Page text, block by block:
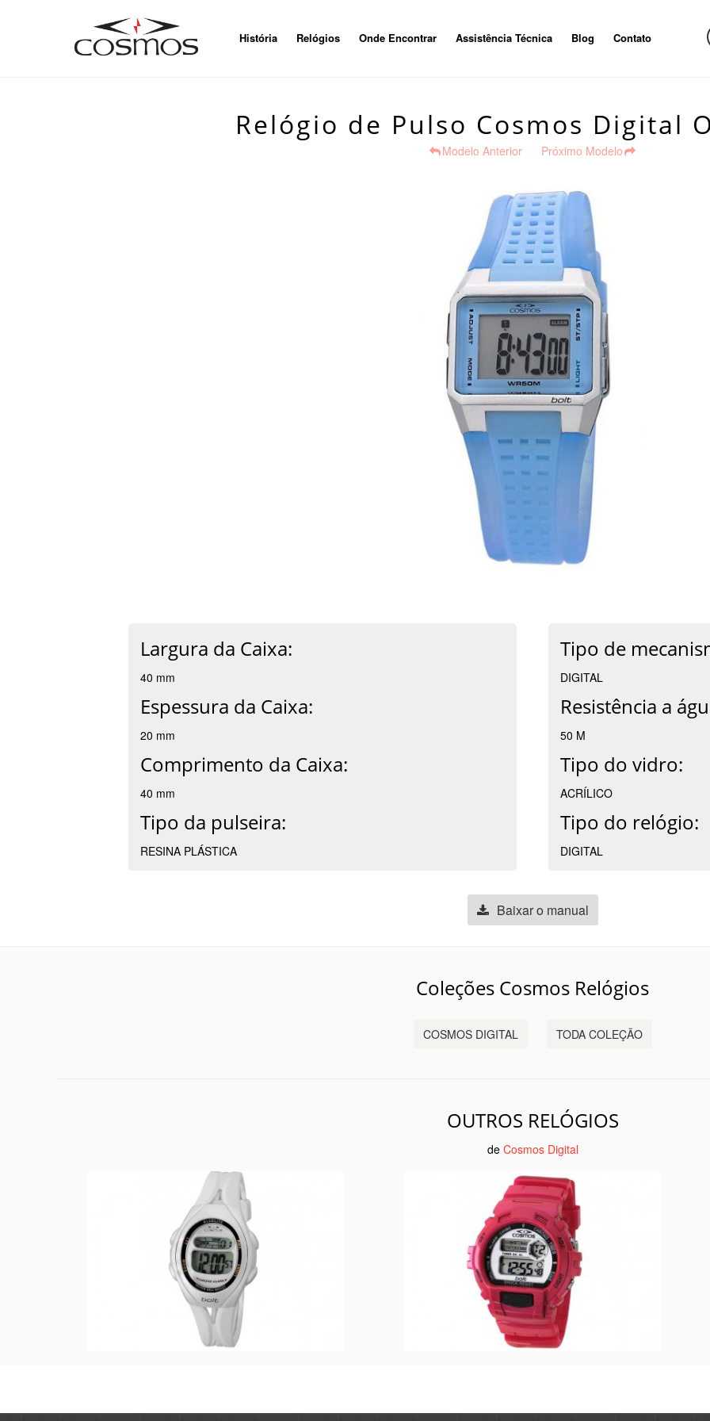
História Relógios Onde Encontrar Assistência Técnica Blog Contato
Relógio de Pulso Cosmos Digital
Modelo Anterior Próximo Modelo
Largura da Caixa:
40 mm
Espessura da Caixa:
20 mm
Comprimento da Caixa:
40 mm
Tipo da pulseira:
RESINA PLÁSTICA
Tipo de
DIGITAL
Resistência a
50 M
Tipo do vidro:
ACRÍLICO
Tipo do relógio:
DIGITAL
Baixar o manual
Coleções Cosmos Relógios
COSMOS DIGITAL TODA COLEÇÃO
OUTROS RELÓGIOS
de Cosmos Digital